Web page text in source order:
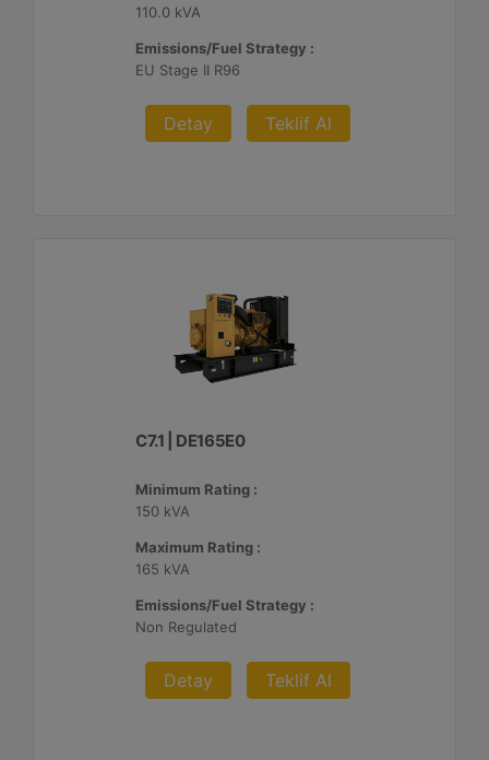
110.0 kVA
Emissions/Fuel Strategy :
EU Stage II R96
Detay Teklif Al
C7.1 | DE165E0
Minimum Rating :
150 kVA
Maximum Rating :
165 kVA
Emissions/Fuel Strategy :
Non Regulated
Detay Teklif Al